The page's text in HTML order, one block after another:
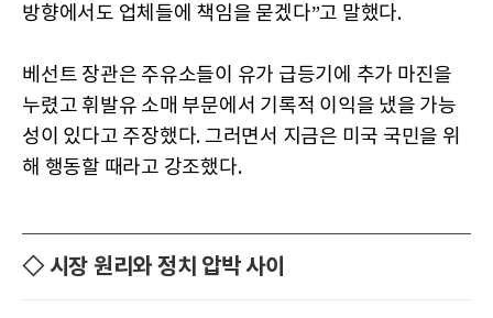
방향에서도 업체들에 책임을 묻겠다”고 말했다.
베선트 장관은 주유소들이 유가 급등기에 추가 마진을
누렸고 휘발유 소매 부문에서 기록적 이익을 냈을 가능
성이 있다고 주장했다. 그러면서 지금은 미국 국민을 위
해 행동할 때라고 강조했다.
◇ 시장 원리와 정치 압박 사이